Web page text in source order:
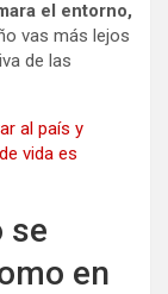
el entorno,
vas más lejos
de las
al país y
vida es
se
en